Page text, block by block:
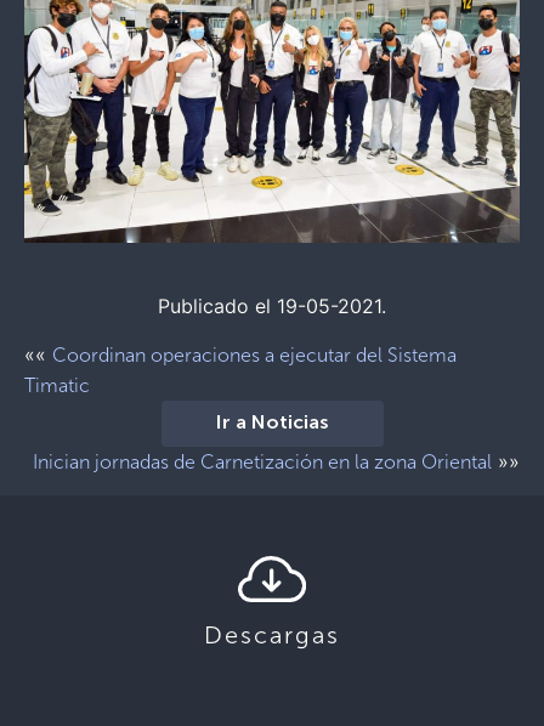
Publicado el 19-05-2021.
«« Coordinan operaciones a ejecutar del Sistema
Timatic
Ir a Noticias
Inician jornadas de Carnetización en la zona Oriental »»
Descargas